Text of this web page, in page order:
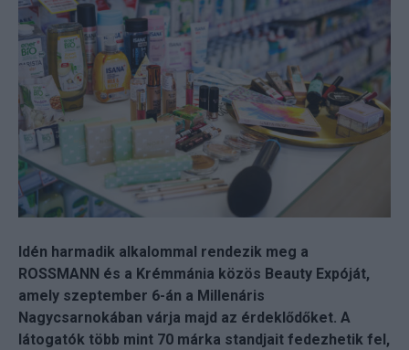
Idén harmadik alkalommal rendezik meg a
ROSSMANN és a Krémmánia közös Beauty Expóját,
amely szeptember 6-án a Millenáris
Nagycsarnokában várja majd az érdeklődőket. A
látogatók több mint 70 márka standjait fedezhetik fel,